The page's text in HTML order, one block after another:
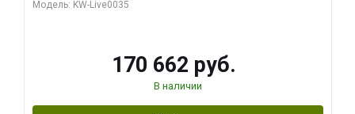
Модель: KW-Live0035
170 662 руб.
В наличии